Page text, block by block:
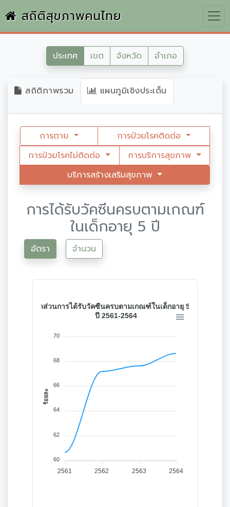
สถิติสุขภาพคนไทย
ประเทศ เขต จังหวัด อำเภอ
สถิติภาพรวม แผนภูมิเชิงประเด็น
การตาย
การป่วยโรคติดต่อ
การป่วยโรคไม่ติดต่อ
การบริการสุขภาพ
บริการสร้างเสริมสุขภาพ
การได้รับวัคซีนครบตามเกณฑ์
ในเด็กอายุ 5 ปี
อัตรา จำนวน